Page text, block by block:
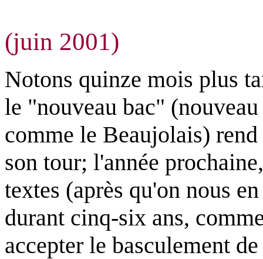
(juin 2001)
Notons quinze mois plus
le "nouveau bac"
comme le Beaujolais)
son tour; l'année
textes (après qu'on nous
durant cinq-six ans,
accepter le basculement